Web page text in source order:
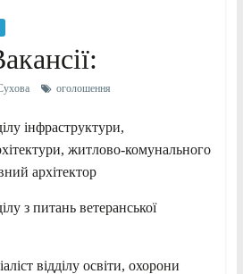
оголошення
інфраструктури,
житлово-комунального
архітектор
з питань ветеранської
відділу освіти, охорони